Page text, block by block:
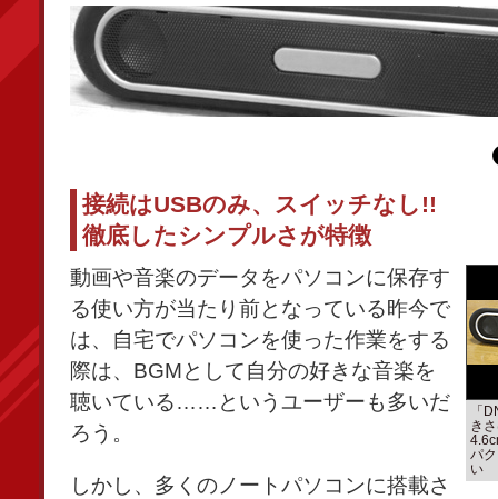
接続はUSBのみ、スイッチなし!!
徹底したシンプルさが特徴
「
き
パ
い
動画や音楽のデータをパソコンに保存す
る使い方が当たり前となっている昨今で
は、自宅でパソコンを使った作業をする
際は、BGMとして自分の好きな音楽を
聴いている……というユーザーも多いだ
ろう。
しかし、多くのノートパソコンに搭載さ